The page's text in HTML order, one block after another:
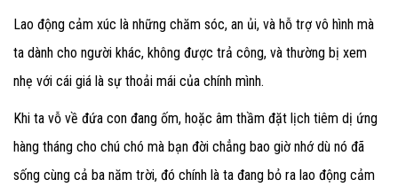
Lao động cảm xúc là những chăm sóc, an ủi, và hỗ trợ vô hình mà
ta dành cho người khác, không được trả công, và thường bị xem
nhẹ với cái giá là sự thoải mái của chính mình.
Khi ta vỗ về đứa con đang ốm, hoặc âm thầm đặt lịch tiêm dị ứng
hàng tháng cho chú chó mà bạn đời chẳng bao giờ nhớ dù nó đã
sống cùng cả ba năm trời, đó chính là ta đang bỏ ra lao động cảm